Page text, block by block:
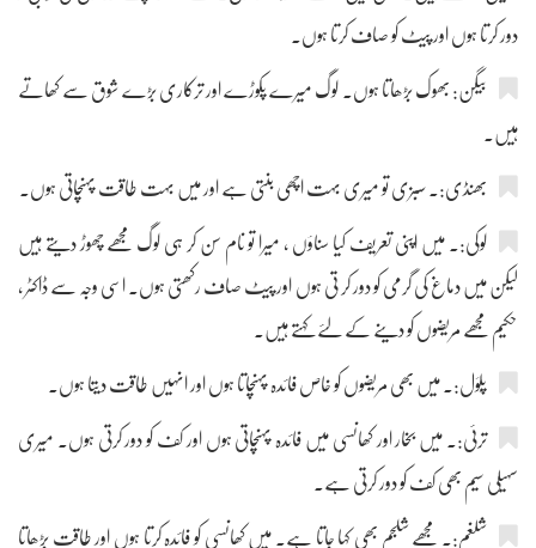
دور کرتا ہوں اور پیٹ کو صاف کرتا ہوں۔
بیگن: بھوک بڑھاتا ہوں۔ لوگ میرے پکوڑے اور ترکاری بڑے شوق سے کھاتے
ہیں۔
بھنڈی:۔ سبزی تو میری بہت اچھی بنتی ہے اور میں بہت طاقت پہنچاتی ہوں۔
لوکی:۔ میں اپنی تعریف کیا سناؤں ، میرا تو نام سن کر ہی لوگ مجھے چھوڑ دیتے ہیں
لیکن میں دماغ کی گرمی کو دور کر تی ہوں اور پیٹ صاف رکھتی ہوں۔ اسی وجہ سے ڈاکٹر ،
حکیم مجھے مریضوں کو دینے کے لئے کہتے ہیں۔
پَلوَل:۔ میں بھی مریضوں کو خاص فائدہ پہنچاتا ہوں اور انہیں طاقت دیتا ہوں۔
ترئی:۔ میں بخار اور کھانسی میں فائدہ پہنچاتی ہوں اور کف کو دور کرتی ہوں۔ میری
سہیلی سیم بھی کف کو دور کرتی ہے۔
شلغم:۔ مجھے شلجم بھی کہا جاتا ہے۔ میں کھانسی کو فائدہ کرتا ہوں اور طاقت بڑھاتا